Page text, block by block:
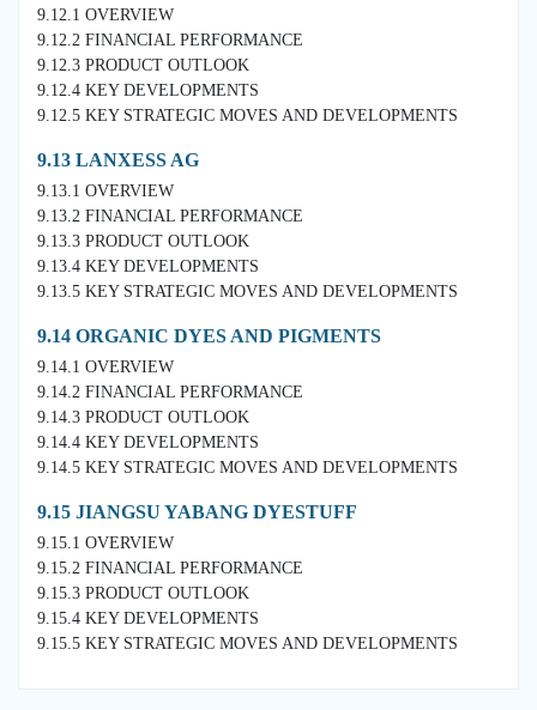
9.12.1 OVERVIEW
9.12.2 FINANCIAL PERFORMANCE
9.12.3 PRODUCT OUTLOOK
9.12.4 KEY DEVELOPMENTS
9.12.5 KEY STRATEGIC MOVES AND DEVELOPMENTS
9.13 LANXESS AG
9.13.1 OVERVIEW
9.13.2 FINANCIAL PERFORMANCE
9.13.3 PRODUCT OUTLOOK
9.13.4 KEY DEVELOPMENTS
9.13.5 KEY STRATEGIC MOVES AND DEVELOPMENTS
9.14 ORGANIC DYES AND PIGMENTS
9.14.1 OVERVIEW
9.14.2 FINANCIAL PERFORMANCE
9.14.3 PRODUCT OUTLOOK
9.14.4 KEY DEVELOPMENTS
9.14.5 KEY STRATEGIC MOVES AND DEVELOPMENTS
9.15 JIANGSU YABANG DYESTUFF
9.15.1 OVERVIEW
9.15.2 FINANCIAL PERFORMANCE
9.15.3 PRODUCT OUTLOOK
9.15.4 KEY DEVELOPMENTS
9.15.5 KEY STRATEGIC MOVES AND DEVELOPMENTS